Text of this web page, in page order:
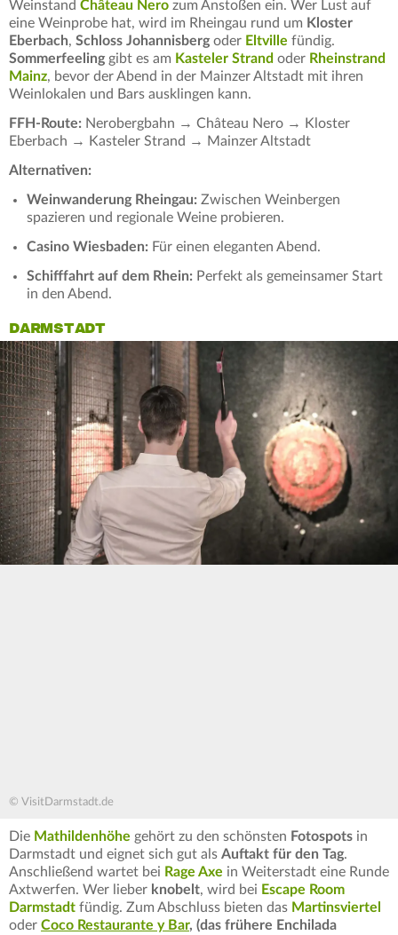
Weinstand Château Nero zum Anstoßen ein. Wer Lust auf
eine Weinprobe hat, wird im Rheingau rund um Kloster
Eberbach, Schloss Johannisberg oder Eltville fündig.
Sommerfeeling gibt es am Kasteler Strand oder Rheinstrand
Mainz, bevor der Abend in der Mainzer Altstadt mit ihren
Weinlokalen und Bars ausklingen kann.
FFH-Route: Nerobergbahn → Château Nero → Kloster
Eberbach → Kasteler Strand → Mainzer Altstadt
Alternativen:
Weinwanderung Rheingau: Zwischen Weinbergen
spazieren und regionale Weine probieren.
Casino Wiesbaden: Für einen eleganten Abend.
Schifffahrt auf dem Rhein: Perfekt als gemeinsamer Start
in den Abend.
DARMSTADT
© VisitDarmstadt.de
Die Mathildenhöhe gehört zu den schönsten Fotospots in
Darmstadt und eignet sich gut als Auftakt für den Tag.
Anschließend wartet bei Rage Axe in Weiterstadt eine Runde
Axtwerfen. Wer lieber knobelt, wird bei Escape Room
Darmstadt fündig. Zum Abschluss bieten das Martinsviertel
oder Coco Restaurante y Bar, (das frühere Enchilada